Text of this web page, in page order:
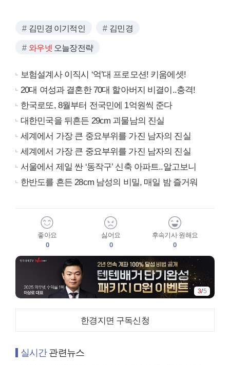
김민경 이기적인 김민경
와우넷 오늘장전략
보험설계사 이직시 ‘억’대 프로모션! 키움에셋!
20대 여성과 결혼한 70대 할아버지 비결이..충격!
한국로또, 8월부터 전국민에 1억원씩 준다
대한민국을 뒤흔든 29cm 괴물남의 진실
세계에서 가장 큰 중요부위를 가진 남자의 진실
세계에서 가장 큰 중요부위를 가진 남자의 진실
서울에서 제일 싼 ‘동작구’ 신축 아파트..알고보니
한반도를 흔든 28cm 남성의 비밀, 매일 밤 즐거워
좋아요
0
싫어요
0
후속기사 원해요
0
4/5
한경지면 구독신청
실시간관련뉴스